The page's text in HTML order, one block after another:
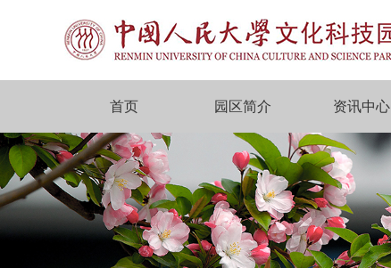
首页 园区简介 资讯中心